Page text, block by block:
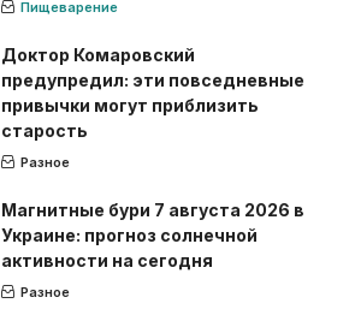
Пищеварение
Доктор Комаровский
предупредил: эти повседневные
привычки могут приблизить
старость
Разное
Магнитные бури 7 августа 2026 в
Украине: прогноз солнечной
активности на сегодня
Разное